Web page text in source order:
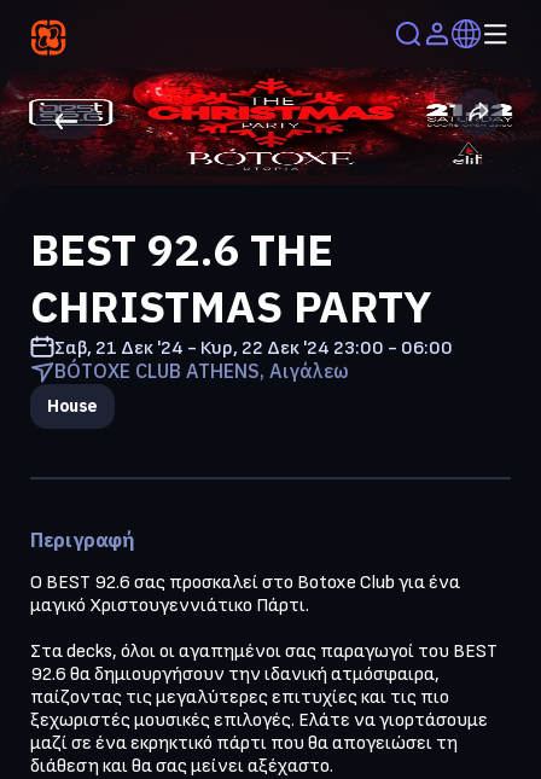
BEST 92.6 THE
CHRISTMAS PARTY
Σαβ, 21 Δεκ '24 - Κυρ, 22 Δεκ '24 23:00 - 06:00
BÓTOXE CLUB ATHENS, Αιγάλεω
House
Περιγραφή
Ο BEST 92.6 σας προσκαλεί στο Botoxe Club για ένα
μαγικό Χριστουγεννιάτικο Πάρτι.
Στα decks, όλοι οι αγαπημένοι σας παραγωγοί του BEST
92.6 θα δημιουργήσουν την ιδανική ατμόσφαιρα,
παίζοντας τις μεγαλύτερες επιτυχίες και τις πιο
ξεχωριστές μουσικές επιλογές. Ελάτε να γιορτάσουμε
μαζί σε ένα εκρηκτικό πάρτι που θα απογειώσει τη
διάθεση και θα σας μείνει αξέχαστο.